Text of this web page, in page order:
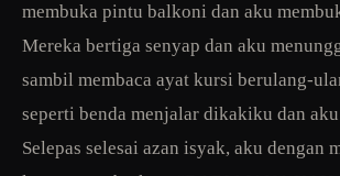
membuka pintu balkoni dan aku
Mereka bertiga senyap dan aku
sambil membaca ayat kursi berulang-
seperti benda menjalar dikakiku dan
Selepas selesai azan isyak, aku dengan